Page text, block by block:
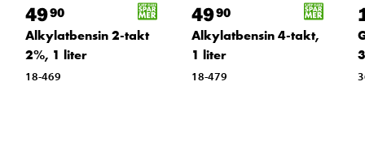
4990
Alkylatbensin 2-takt
2%, 1 liter
18-469
4990
Alkylatbensin 4-takt,
1 liter
18-479